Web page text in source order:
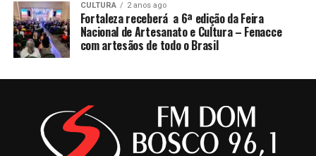
CULTURA 2 anos ago
Fortaleza receberá a 6ª edição da Feira
Nacional de Artesanato e Cultura – Fenacce
com artesãos de todo o Brasil